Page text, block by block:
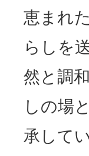
恵まれ
らしを
然と調
しの場
承して